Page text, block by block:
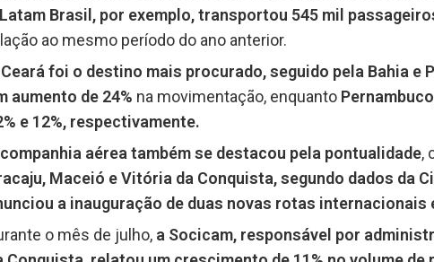
Latam Brasil, por exemplo, transportou 545 mil
ao mesmo período do ano anterior.
Ceará foi o destino mais procurado, seguido pela Bahia e
aumento de 24% na movimentação, enquanto
e 12%, respectivamente.
aérea também se destacou pela pontualidade,
Maceió e Vitória da Conquista, segundo dados da
a inauguração de duas novas rotas
o mês de julho, a Socicam, responsável por